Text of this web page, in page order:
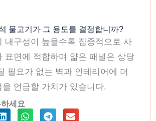
물고기가 그 용도를 결정합니까?
내구성이 높을수록 집중적으로 사
표면에 적합하며 얇은 패널은 상당
필요가 없는 벽과 인테리어에 더
언급할 가치가 있습니다.
세요